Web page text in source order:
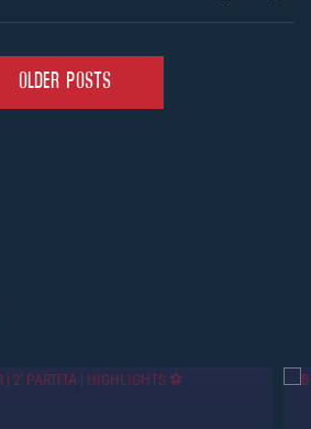
OLDER POSTS